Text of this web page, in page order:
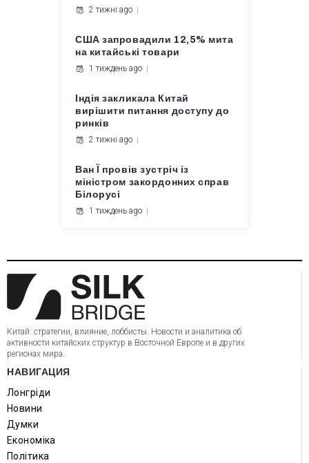
2 тижні ago
США запровадили 12,5% мита
на китайські товари
1 тиждень ago
Індія закликала Китай
вирішити питання доступу до
ринків
2 тижні ago
Ван Ї провів зустріч із
міністром закордонних справ
Білорусі
1 тиждень ago
Китай: стратегии, влияние, лоббисты. Новости и аналитика об
активности китайских структур в Восточной Европе и в других
регионах мира.
НАВИГАЦИЯ
Лонгріди
Новини
Думки
Економіка
Політика